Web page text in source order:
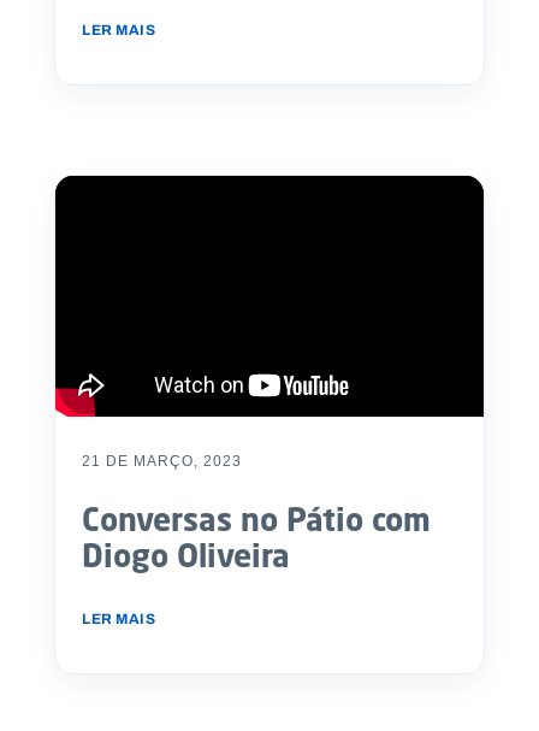
LER MAIS
21 DE MARÇO, 2023
Conversas no Pátio com
Diogo Oliveira
LER MAIS